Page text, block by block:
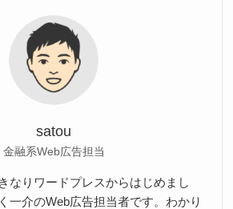
satou
金融系Web広告担当
なりワードプレスからはじめまし
一介のWeb広告担当者です。わかり